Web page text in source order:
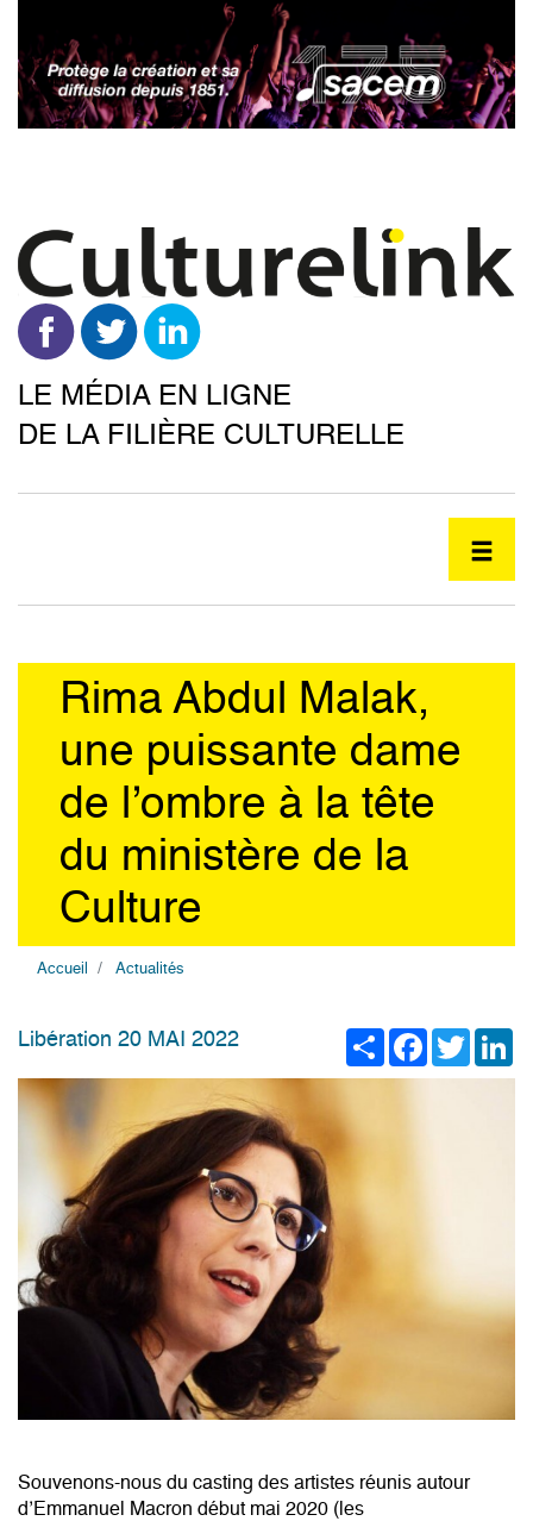
contenu
principal
LE MÉDIA EN LIGNE
DE LA FILIÈRE CULTURELLE
Rima Abdul Malak,
une puissante dame
de l’ombre à la tête
du ministère de la
Culture
Accueil Actualités
ShareFacebook
Twitter
Libération 20 MAI 2022
Souvenons-nous du casting des artistes réunis autour
d’Emmanuel Macron début mai 2020 (les